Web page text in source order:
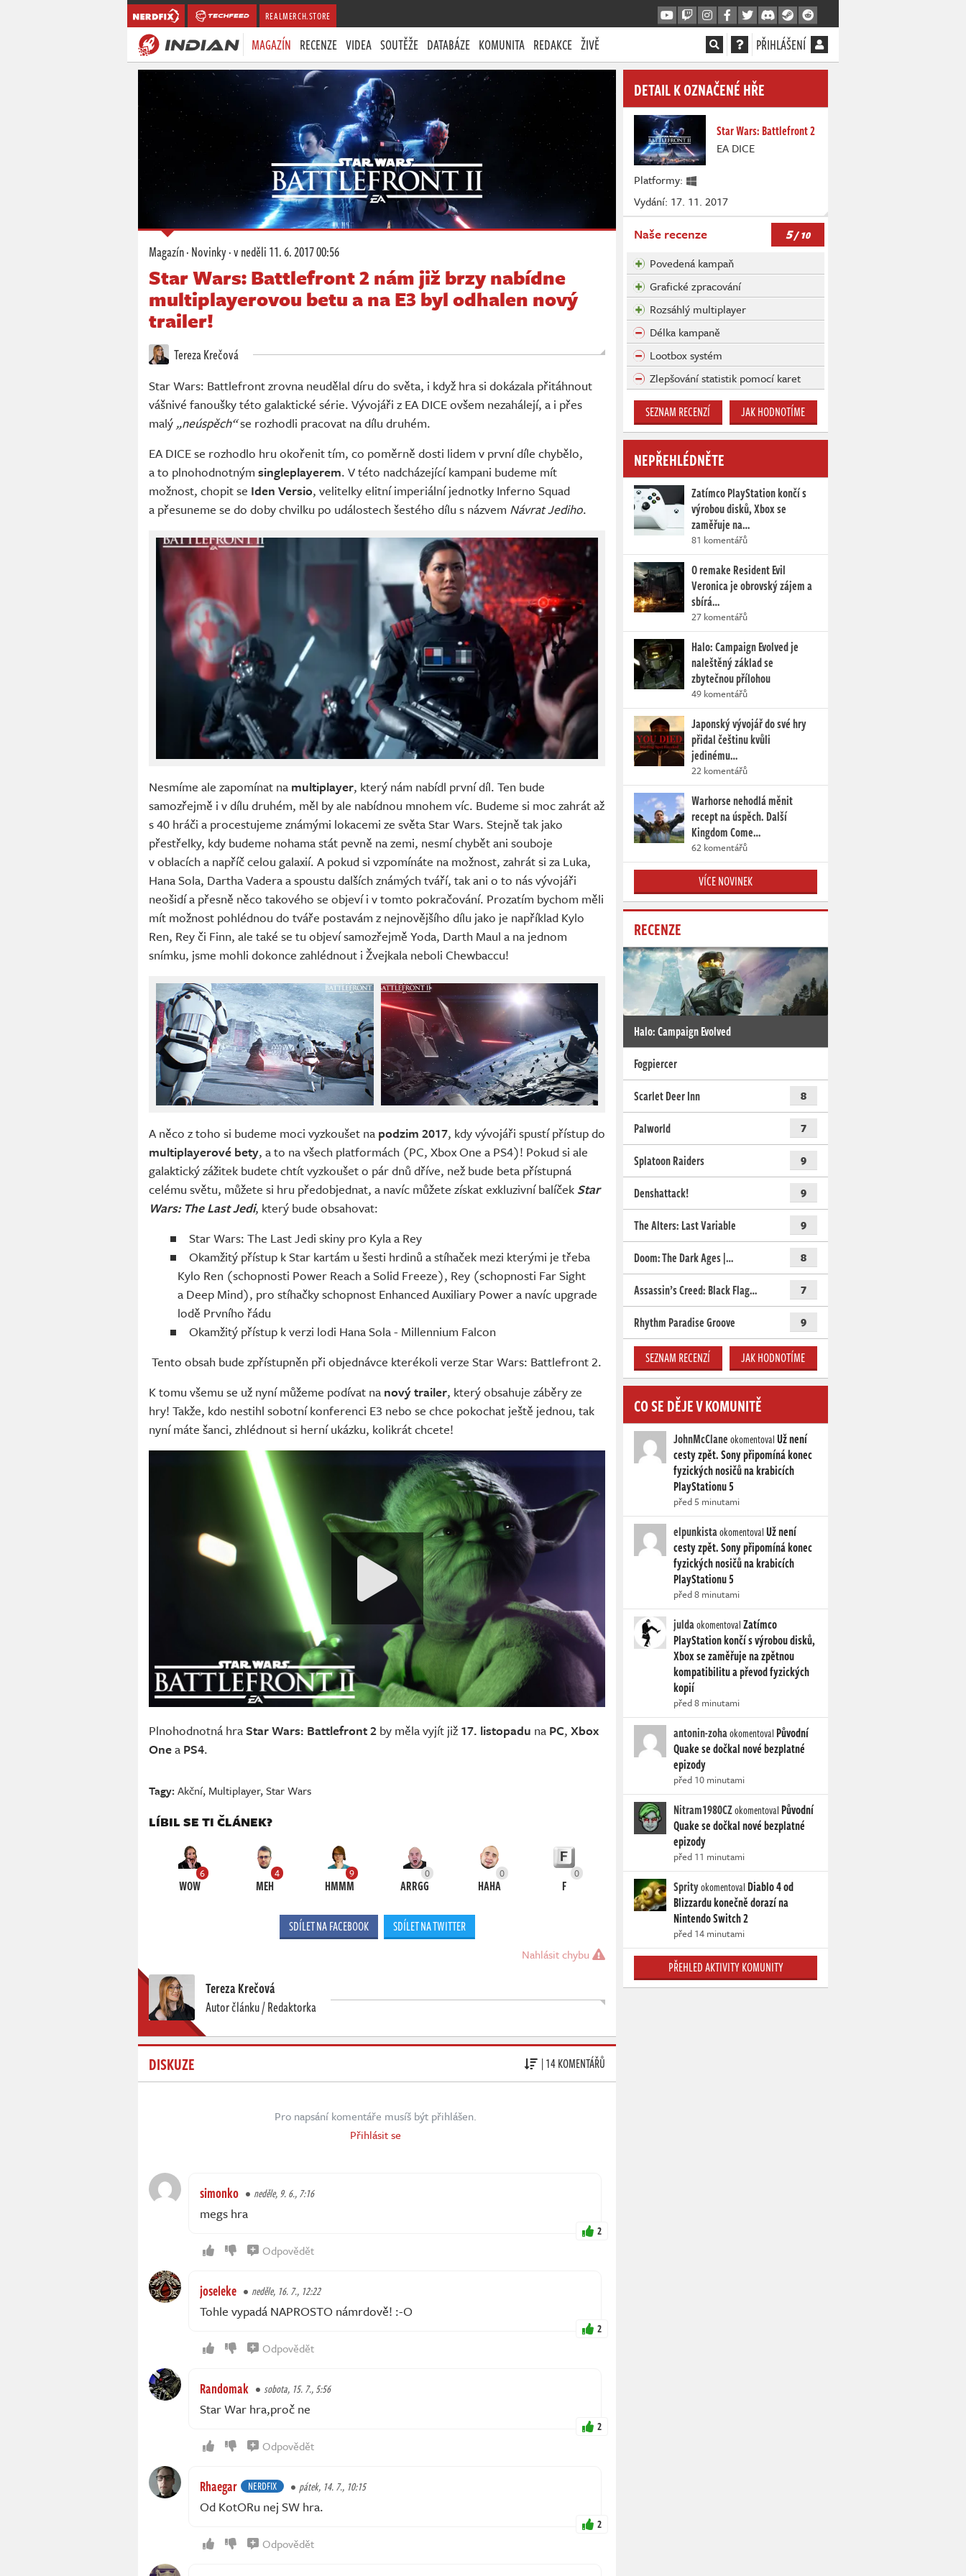
REALMERCH.STORE
MAGAZÍN RECENZE VIDEA SOUTĚŽE DATABÁZE KOMUNITA REDAKCE ŽIVĚ PŘIHLÁŠENÍ
Magazín·Novinky·v neděli11. 6. 2017 00:56
Star Wars: Battlefront 2 nám již brzy nabídne
multiplayerovou betu a na E3 byl odhalen nový
trailer!
Tereza Krečová
Star Wars: Battlefront zrovna neudělal díru do světa, i když hra si dokázala přitáhnout
vášnivé fanoušky této galaktické série. Vývojáři z EA DICE ovšem nezahálejí, a i přes
malý „neúspěch“se rozhodli pracovat na dílu druhém.
EA DICE se rozhodlo hru okořenit tím, co poměrně dosti lidem v první díle chybělo,
a to plnohodnotným singleplayerem. V této nadcházející kampani budeme mít
možnost, chopit se Iden Versio, velitelky elitní imperiální jednotky Inferno Squad
a přesuneme se do doby chvilku po událostech šestého dílu s názvem Návrat Jediho.
Nesmíme ale zapomínat na multiplayer, který nám nabídl první díl. Ten bude
samozřejmě i v dílu druhém, měl by ale nabídnou mnohem víc. Budeme si moc zahrát až
s 40 hráči a procestujeme známými lokacemi ze světa Star Wars. Stejně tak jako
přestřelky, kdy budeme nohama stát pevně na zemi, nesmí chybět ani souboje
v oblacích a napříč celou galaxií. A pokud si vzpomínáte na možnost, zahrát si za Luka,
Hana Sola, Dartha Vadera a spoustu dalších známých tváří, tak ani o to nás vývojáři
neošidí a přesně něco takového se objeví i v tomto pokračování. Prozatím bychom měli
mít možnost pohlédnou do tváře postavám z nejnovějšího dílu jako je například Kylo
Ren, Rey či Finn, ale také se tu objeví samozřejmě Yoda, Darth Maul a na jednom
snímku, jsme mohli dokonce zahlédnout i Žvejkala neboli Chewbaccu!
A něco z toho si budeme moci vyzkoušet na podzim 2017, kdy vývojáři spustí přístup do
multiplayerové bety, a to na všech platformách (PC, Xbox One a PS4)! Pokud si ale
galaktický zážitek budete chtít vyzkoušet o pár dnů dříve, než bude beta přístupná
celému světu, můžete si hru předobjednat, a navíc můžete získat exkluzivní balíček Star
Wars: The Last Jedi, který bude obsahovat:
Star Wars: The Last Jedi skiny pro Kyla a Rey
Okamžitý přístup k Star kartám u šesti hrdinů a stíhaček mezi kterými je třeba
Kylo Ren (schopnosti Power Reach a Solid Freeze), Rey (schopnosti Far Sight
a Deep Mind), pro stíhačky schopnost Enhanced Auxiliary Power a navíc upgrade
lodě Prvního řádu
Okamžitý přístup k verzi lodi Hana Sola - Millennium Falcon
Tento obsah bude zpřístupněn při objednávce kterékoli verze Star Wars: Battlefront 2.
K tomu všemu se už nyní můžeme podívat na nový trailer, který obsahuje záběry ze
hry! Takže, kdo nestihl sobotní konferenci E3 nebo se chce pokochat ještě jednou, tak
nyní máte šanci, zhlédnout si herní ukázku, kolikrát chcete!
Plnohodnotná hraStar Wars: Battlefront 2 by měla vyjít již 17. listopadu na PC, Xbox
Onea PS4.
Tagy:Akční, Multiplayer,Star Wars
LÍBIL SE TI ČLÁNEK?
6
WOW
4
MEH
9
HMMM
0
ARRGG
0
HAHA
0
F
SDÍLET NA FACEBOOK SDÍLET NA TWITTER
Nahlásit chybu
Tereza Krečová
Autor článku / Redaktorka
DISKUZE | 14 KOMENTÁŘŮ
Pro napsání komentáře musíš být přihlášen.
Přihlásit se
simonko neděle, 9. 6., 7:16
megs hra
2
Odpovědět
joseleke neděle, 16. 7., 12:22
Tohle vypadá NAPROSTO námrdově! :-O
2
Odpovědět
Randomak sobota, 15. 7., 5:56
Star War hra,proč ne
2
Odpovědět
Rhaegar NERDFIX pátek, 14. 7., 10:15
Od KotORu nej SW hra.
2
Odpovědět
DETAIL K OZNAČENÉ HŘE
Star Wars: Battlefront 2
EA DICE
Platformy:
Vydání: 17. 11. 2017
Naše recenze 5/ 10
Povedená kampaň
Grafické zpracování
Rozsáhlý multiplayer
Délka kampaně
Lootbox systém
Zlepšování statistik pomocí karet
SEZNAM RECENZÍ JAK HODNOTÍME
NEPŘEHLÉDNĚTE
Zatímco PlayStation končí s
výrobou disků, Xbox se
zaměřuje na…
81 komentářů
O remake Resident Evil
Veronica je obrovský zájem a
sbírá…
27 komentářů
Halo: Campaign Evolved je
naleštěný základ se
zbytečnou přílohou
49 komentářů
Japonský vývojář do své hry
přidal češtinu kvůli
jedinému…
22 komentářů
Warhorse nehodlá měnit
recept na úspěch. Další
Kingdom Come…
62 komentářů
VÍCE NOVINEK
RECENZE
Halo: Campaign Evolved
Fogpiercer
Scarlet Deer Inn
8
Palworld 7
Splatoon Raiders 9
Denshattack! 9
The Alters: Last Variable 9
Doom: The Dark Ages |… 8
Assassin’s Creed: Black Flag… 7
Rhythm Paradise Groove 9
SEZNAM RECENZÍ JAK HODNOTÍME
CO SE DĚJE V KOMUNITĚ
JohnMcClaneokomentovalUž není
cesty zpět. Sony připomíná konec
fyzických nosičů na krabicích
PlayStationu 5
před 5 minutami
elpunkistaokomentovalUž není
cesty zpět. Sony připomíná konec
fyzických nosičů na krabicích
PlayStationu 5
před 8 minutami
juldaokomentovalZatímco
PlayStation končí s výrobou disků,
Xbox se zaměřuje na zpětnou
kompatibilitu a převod fyzických
kopií
před 8 minutami
antonin-zohaokomentoval Původní
Quake se dočkal nové bezplatné
epizody
před 10 minutami
Nitram1980CZokomentoval Původní
Quake se dočkal nové bezplatné
epizody
před 11 minutami
Sprityokomentoval Diablo 4 od
Blizzardu konečně dorazí na
Nintendo Switch 2
před 14 minutami
PŘEHLED AKTIVITY KOMUNITY